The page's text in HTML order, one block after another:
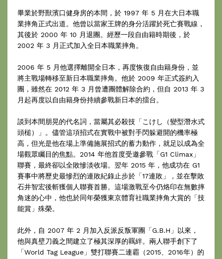
畢業於野獸濱口健身房的本間，於 1997 年 5 月在大日本職
業摔角正式出道。他曾以當家王牌的身分活躍於死亡賽戰線，
其後於 2000 年 10 月退團。經歷一段自由籍時期後，於
2002 年 3 月正式加入全日本職業摔角。
2006 年 5 月他選擇離開全日本，再度恢復自由籍身份，並
將主戰場轉移至新日本職業摔角。他於 2009 年正式簽約入
團，雖然在 2012 年 3 月曾遭團體解除合約，但自 2013 年 3
月起再度以自由籍身份持續參戰新日本的擂台。
談到本間朋晃的代名詞，當屬其必殺技「こけし（變型潛水式
頭槌）」。儘管這項招式在實戰中被對手閃躲避開的機率極
高，但光是他在場上準備施展招式的蓄力動作，就足以成為全
場觀眾矚目的焦點。2014 年他首度受邀參戰「G1 Climax」
聯賽，最終卻以全敗慘淡收場。翌年 2015 年，他成功在 G1
賽事中將歷史最慘烈的連敗紀錄止步於「17連敗」，並在擊敗
石井智宏後斬獲個人聯賽首勝。這場激戰至今仍烙印在無數摔
角迷的心中，他也於同年榮獲東京體育社職業摔角大賞的「技
能賞」殊榮。
此外，自 2007 年 2 月加入反派反叛軍團「G.B.H」以來，
他與真壁刀義之間建立了極其深厚的羈絆。兩人聯手創下了
「World Tag League」雙打聯賽二連霸（2015、2016年）的